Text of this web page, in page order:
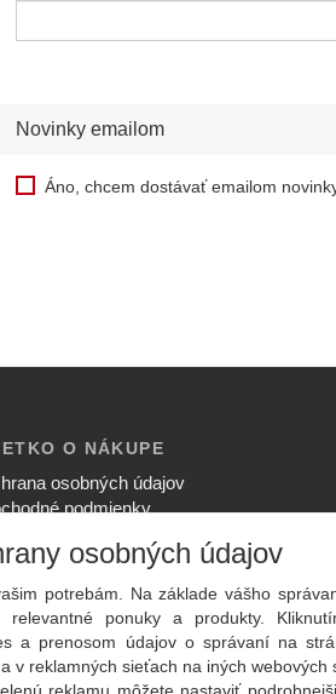
Novinky emailom
Áno, chcem dostávať emailom
O NÁKUPE
osobných údajov
podmienky
nakupovať
poriadok
osobných údajov
potrebám. Na základe vášho
relevantné ponuky a produkty.
a prenosom údajov o správaní na
v reklamných sieťach na iných webových